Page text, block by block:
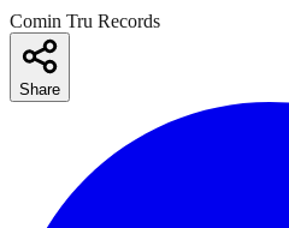
Comin Tru Records
Share